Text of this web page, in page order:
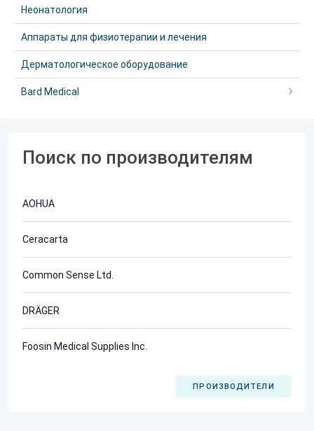
Неонатология
Аппараты для физиотерапии и лечения
Дерматологическое оборудование
Bard Medical
Поиск по производителям
AOHUA
Ceracarta
Common Sense Ltd.
DRÄGER
Foosin Medical Supplies Inc.
ПРОИЗВОДИТЕЛИ